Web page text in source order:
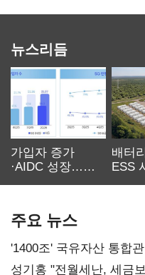
뉴스리듬
가입자 증가
·AIDC 성장…
배터
ESS
주요 뉴스
'1400조' 국유자산 통합
구조혁신
성기홍 "전월세난, 세금